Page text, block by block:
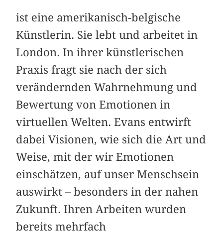
ist eine amerikanisch-belgische
Künstlerin. Sie lebt und arbeitet in
London. In ihrer künstlerischen
Praxis fragt sie nach der sich
verändernden Wahrnehmung und
Bewertung von Emotionen in
virtuellen Welten. Evans entwirft
dabei Visionen, wie sich die Art und
Weise, mit der wir Emotionen
einschätzen, auf unser Menschsein
auswirkt – besonders in der nahen
Zukunft. Ihren Arbeiten wurden
bereits mehrfach